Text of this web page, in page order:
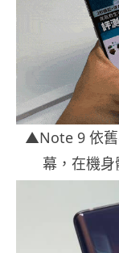
▲Note 9 依舊
幕，在機